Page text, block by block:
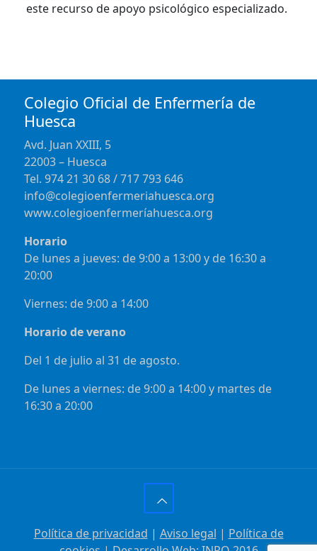
este recurso de apoyo psicológico especializado.
Colegio Oficial de Enfermería de
Huesca
Avd. Juan XXIII, 5
22003 – Huesca
Tel. 974 21 30 68 / 717 793 646
info@colegioenfermeriahuesca.org
www.colegioenfermeríahuesca.org
Horario
De lunes a jueves: de 9:00 a 13:00 y de 16:30 a
20:00
Viernes: de 9:00 a 14:00
Horario de verano
Del 1 de julio al 31 de agosto.
De lunes a viernes: de 9:00 a 14:00 y martes de
16:30 a 20:00
Política de privacidad | Aviso legal | Política de